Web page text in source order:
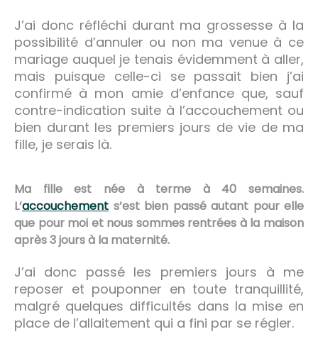
J’ai donc réfléchi durant ma grossesse à la
possibilité d’annuler ou non ma venue à ce
mariage auquel je tenais évidemment à aller,
mais puisque celle-ci se passait bien j’ai
confirmé à mon amie d’enfance que, sauf
contre-indication suite à l’accouchement ou
bien durant les premiers jours de vie de ma
fille, je serais là.
Ma fille est née à terme à 40 semaines.
L’accouchement s’est bien passé autant pour elle
que pour moi et nous sommes rentrées à la maison
après 3 jours à la maternité.
J’ai donc passé les premiers jours à me
reposer et pouponner en toute tranquillité,
malgré quelques difficultés dans la mise en
place de l’allaitement qui a fini par se régler.